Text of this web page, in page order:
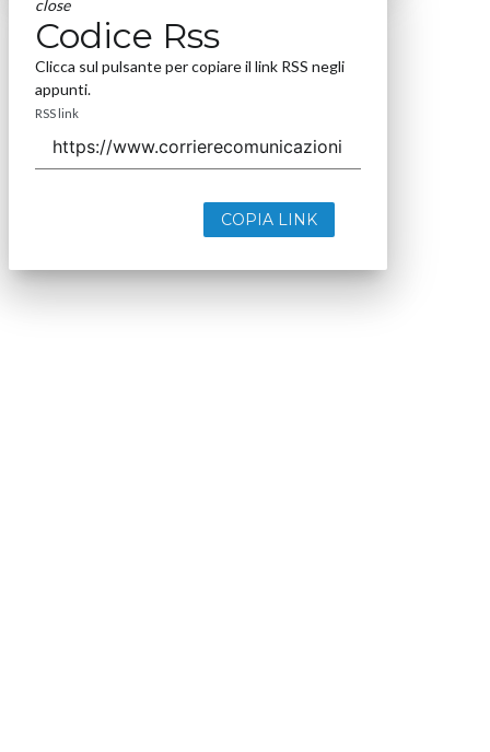
close
Codice Rss
Clicca sul pulsante per copiare il link RSS negli
appunti.
RSS link
COPIA LINK